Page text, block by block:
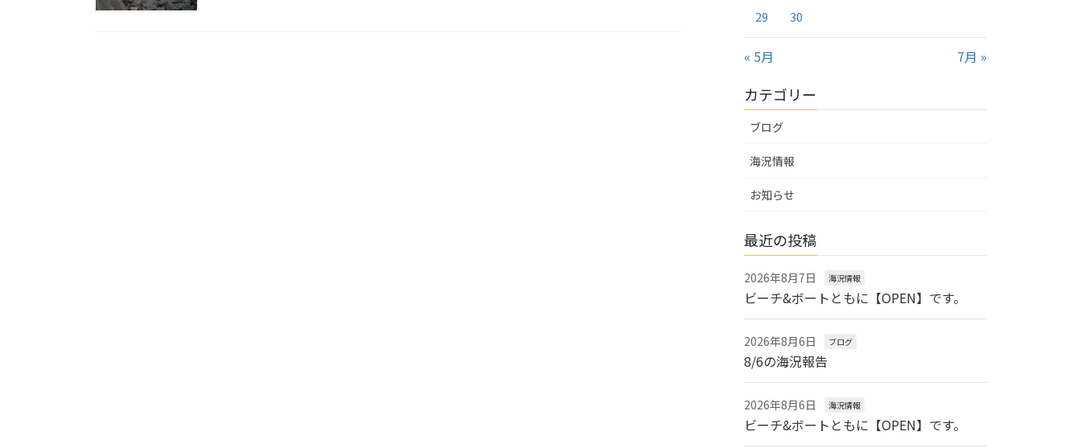
29 30
« 5月 7月 »
カテゴリー
ブログ
海況情報
お知らせ
最近の投稿
2026年8月7日 海況情報
ビーチ&ボートともに【OPEN】です。
2026年8月6日 ブログ
8/6の海況報告
2026年8月6日 海況情報
ビーチ&ボートともに【OPEN】です。